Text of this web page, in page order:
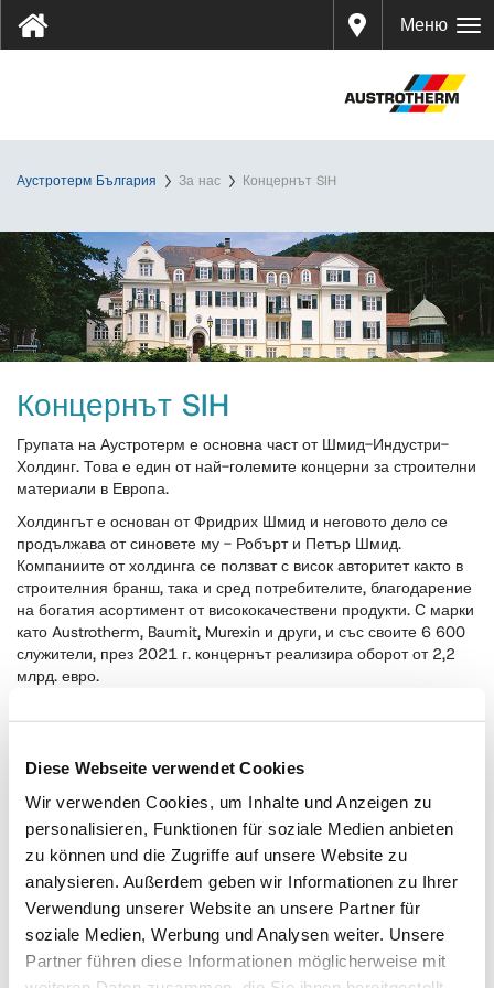
Diese Webseite verwendet Cookies
Wir verwenden Cookies, um Inhalte und Anzeigen zu
personalisieren, Funktionen für soziale Medien anbieten
zu können und die Zugriffe auf unsere Website zu
analysieren. Außerdem geben wir Informationen zu Ihrer
Verwendung unserer Website an unsere Partner für
soziale Medien, Werbung und Analysen weiter. Unsere
Partner führen diese Informationen möglicherweise mit
Дистр
ибуто
Меню
Аустротерм България За нас Концернът SIH
Концернът SIH
Групата на Аустротерм е основна част от Шмид-Индустри-
Холдинг. Това е един от най-големите концерни за строителни
материали в Европа.
Холдингът е основан от Фридрих Шмид и неговото дело се
продължава от синовете му - Робърт и Петър Шмид.
Компаниите от холдинга се ползват с висок авторитет както в
строителния бранш, така и сред потребителите, благодарение
на богатия асортимент от висококачествени продукти. С марки
като Austrotherm, Baumit, Murexin и други, и със своите 6 600
служители, през 2021 г. концернът реализира оборот от 2,2
млрд. евро.
Baumit - Wopfinger Baustoffindustrie GmbH
Murexin GmbH
WTB – Wopfinger Transportbeton GmbH
Wolf Plastics Verpackungen GmbH
ORTNER GmbH